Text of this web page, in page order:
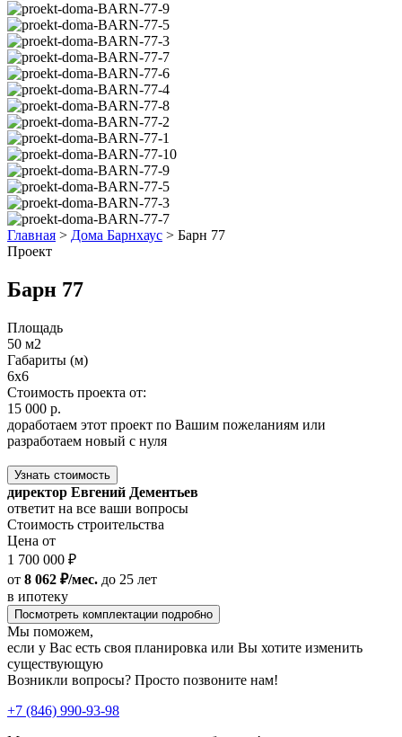
Главная > Дома Барнхаус > Барн 77
Проект
Барн 77
Площадь
50 м2
Габариты (м)
6x6
Стоимость проекта от:
15 000 р.
доработаем этот проект по Вашим пожеланиям или
разработаем новый с нуля
Узнать стоимость
директор Евгений Дементьев
ответит на все ваши вопросы
Стоимость строительства
Цена от
1 700 000 ₽
от 8 062 ₽/мес. до 25 лет
в ипотеку
Посмотреть комплектации подробно
Мы поможем,
если у Вас есть своя планировка или Вы хотите изменить
существующую
Возникли вопросы? Просто позвоните нам!
+7 (846) 990-93-98